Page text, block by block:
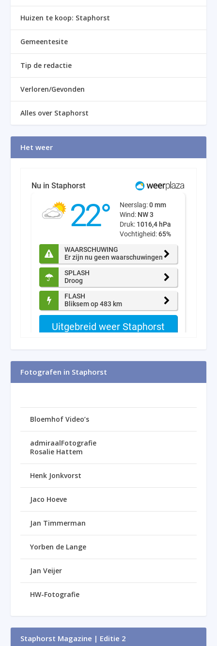
Huizen te koop: Staphorst
Gemeentesite
Tip de redactie
Verloren/Gevonden
Alles over Staphorst
Het weer
Fotografen in Staphorst
Bloemhof Video’s
admiraalFotografie
Rosalie Hattem
Henk Jonkvorst
Jaco Hoeve
Jan Timmerman
Yorben de Lange
Jan Veijer
HW-Fotografie
Staphorst Magazine | Editie 2